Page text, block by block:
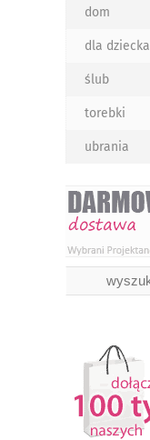
dom
dla dziecka
ślub
torebki
ubrania